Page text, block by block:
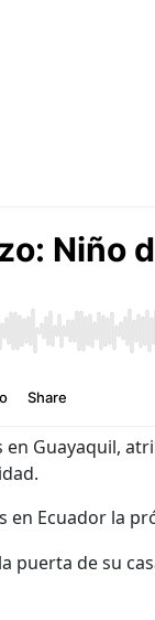
Guayaquil,
en Ecuador la
puerta de su